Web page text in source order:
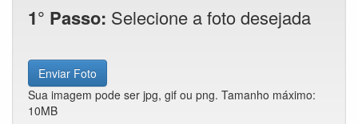
1° Passo: Selecione a foto desejada
Enviar Foto
Sua imagem pode ser jpg, gif ou png. Tamanho máximo:
10MB